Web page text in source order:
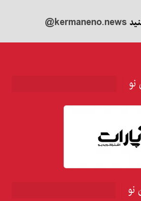
@kermaneno.news
نو